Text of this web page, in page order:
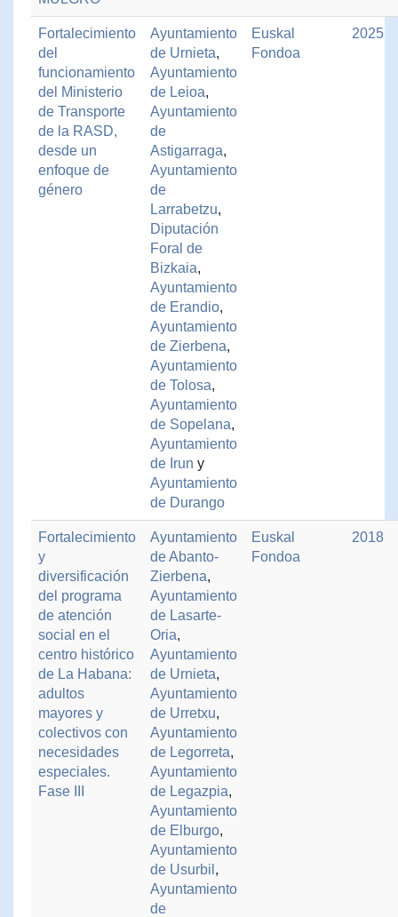
Fortalecimiento
del
funcionamiento
del Ministerio
de Transporte
de la RASD,
desde un
enfoque de
género
Ayuntamiento
de Urnieta,
Ayuntamiento
de Leioa,
Ayuntamiento
de
Astigarraga,
Ayuntamiento
de
Larrabetzu,
Diputación
Foral de
Bizkaia,
Ayuntamiento
de Erandio,
Ayuntamiento
de Zierbena,
Ayuntamiento
de Tolosa,
Ayuntamiento
de Sopelana,
Ayuntamiento
de Irun y
Ayuntamiento
de Durango
Euskal
Fondoa
2025
Fortalecimiento
y
diversificación
del programa
de atención
social en el
centro histórico
de La Habana:
adultos
mayores y
colectivos con
necesidades
especiales.
Fase III
Ayuntamiento
de Abanto-
Zierbena,
Ayuntamiento
de Lasarte-
Oria,
Ayuntamiento
de Urnieta,
Ayuntamiento
de Urretxu,
Ayuntamiento
de Legorreta,
Ayuntamiento
de Legazpia,
Ayuntamiento
de Elburgo,
Ayuntamiento
de Usurbil ,
Ayuntamiento
de
Euskal
Fondoa
2018